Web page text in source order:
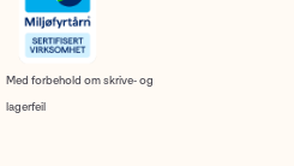
Med forbehold om skrive- og
lagerfeil